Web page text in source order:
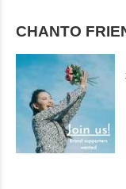
CHANTO